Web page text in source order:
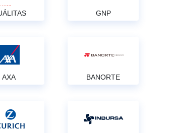
GNP
AXA BANORTE